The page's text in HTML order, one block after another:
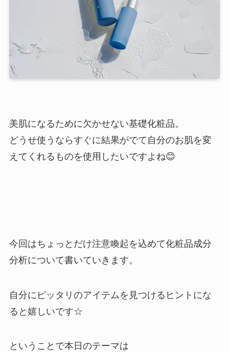
美肌になるために欠かせない基礎化粧品。
どうせ使うならすぐに結果がでて自分のお肌を変
えてくれるものを使用したいですよね😊
今回はちょっとだけ注意喚起を込めて化粧品成分
分析について書いていきます。
自分にピッタリのアイテムを見つけるヒントにな
ると嬉しいです☆
ということで本日のテーマは